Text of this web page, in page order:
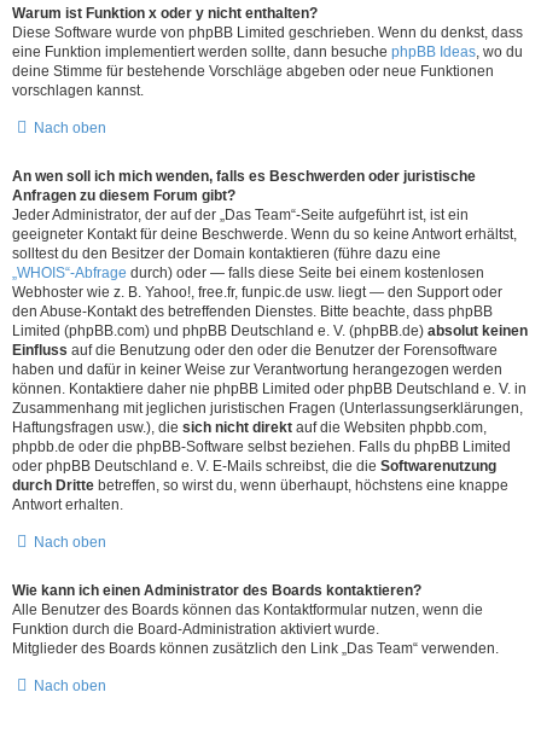
Warum ist Funktion x oder y nicht enthalten?
Diese Software wurde von phpBB Limited geschrieben. Wenn du denkst, dass
eine Funktion implementiert werden sollte, dann besuche phpBB Ideas, wo du
deine Stimme für bestehende Vorschläge abgeben oder neue Funktionen
vorschlagen kannst.
Nach oben
An wen soll ich mich wenden, falls es Beschwerden oder juristische
Anfragen zu diesem Forum gibt?
Jeder Administrator, der auf der „Das Team“-Seite aufgeführt ist, ist ein
geeigneter Kontakt für deine Beschwerde. Wenn du so keine Antwort erhältst,
solltest du den Besitzer der Domain kontaktieren (führe dazu eine
„WHOIS“-Abfrage durch) oder — falls diese Seite bei einem kostenlosen
Webhoster wie z. B. Yahoo!, free.fr, funpic.de usw. liegt — den Support oder
den Abuse-Kontakt des betreffenden Dienstes. Bitte beachte, dass phpBB
Limited (phpBB.com) und phpBB Deutschland e. V. (phpBB.de) absolut keinen
Einfluss auf die Benutzung oder den oder die Benutzer der Forensoftware
haben und dafür in keiner Weise zur Verantwortung herangezogen werden
können. Kontaktiere daher nie phpBB Limited oder phpBB Deutschland e. V. in
Zusammenhang mit jeglichen juristischen Fragen (Unterlassungserklärungen,
Haftungsfragen usw.), die sich nicht direkt auf die Websiten phpbb.com,
phpbb.de oder die phpBB-Software selbst beziehen. Falls du phpBB Limited
oder phpBB Deutschland e. V. E-Mails schreibst, die die Softwarenutzung
durch Dritte betreffen, so wirst du, wenn überhaupt, höchstens eine knappe
Antwort erhalten.
Nach oben
Wie kann ich einen Administrator des Boards kontaktieren?
Alle Benutzer des Boards können das Kontaktformular nutzen, wenn die
Funktion durch die Board-Administration aktiviert wurde.
Mitglieder des Boards können zusätzlich den Link „Das Team“ verwenden.
Nach oben